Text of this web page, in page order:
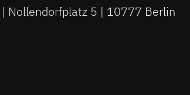
Nollendorfplatz 5 | 10777 Berlin